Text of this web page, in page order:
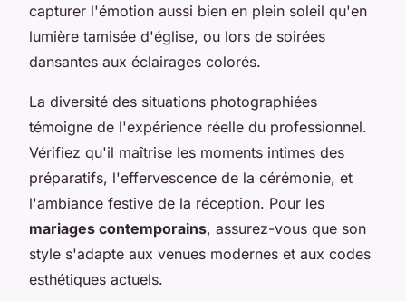
capturer l'émotion aussi bien en plein soleil qu'en
lumière tamisée d'église, ou lors de soirées
dansantes aux éclairages colorés.
La diversité des situations photographiées
témoigne de l'expérience réelle du professionnel.
Vérifiez qu'il maîtrise les moments intimes des
préparatifs, l'effervescence de la cérémonie, et
l'ambiance festive de la réception. Pour les
mariages contemporains, assurez-vous que son
style s'adapte aux venues modernes et aux codes
esthétiques actuels.